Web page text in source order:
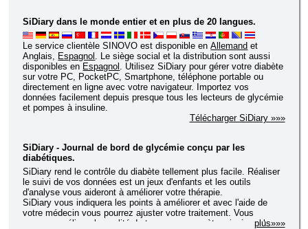
SiDiary dans le monde entier et en plus de 20 langues.
Le service clientèle SINOVO est disponible enAllemand et
Anglais, Espagnol . Le siège social et la distribution sont aussi
disponibles en Espagnol . Utilisez SiDiary pour gérer votre diabète
sur votre PC, PocketPC, Smartphone, téléphone portable ou
directement en ligne avec votre navigateur. Importez vos
données facilement depuis presque tous les lecteurs de glycémie
et pompes à insuline.
Télécharger SiDiary »»»
SiDiary - Journal de bord de glycémie conçu par les
diabétiques.
SiDiary rend le contrôle du diabète tellement plus facile. Réaliser
le suivi de vos données est un jeux d'enfants et les outils
d'analyse vous aideront à améliorer votre thérapie.
SiDiary vous indiquera les points à améliorer et avec l'aide de
votre médecin vous pourrez ajuster votre traitement. Vous
pourrez améliorer la qualité de tous vos paramètre ainsi que laplus»»»